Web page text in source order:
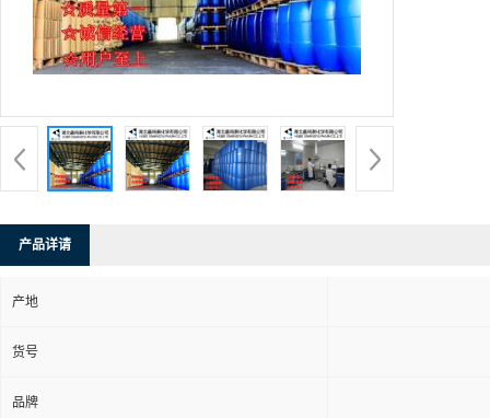
产品详请
产地
货号
品牌